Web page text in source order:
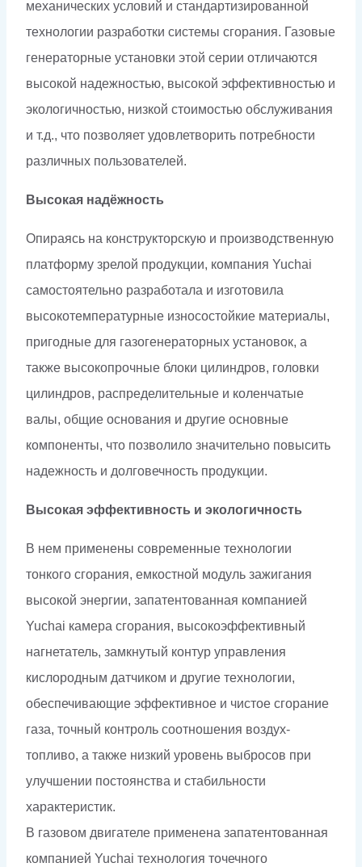
механических условий и стандартизированной
технологии разработки системы сгорания. Газовые
генераторные установки этой серии отличаются
высокой надежностью, высокой эффективностью и
экологичностью, низкой стоимостью обслуживания
и т.д., что позволяет удовлетворить потребности
различных пользователей.
Высокая надёжность
Опираясь на конструкторскую и производственную
платформу зрелой продукции, компания Yuchai
самостоятельно разработала и изготовила
высокотемпературные износостойкие материалы,
пригодные для газогенераторных установок, а
также высокопрочные блоки цилиндров, головки
цилиндров, распределительные и коленчатые
валы, общие основания и другие основные
компоненты, что позволило значительно повысить
надежность и долговечность продукции.
Высокая эффективность и экологичность
В нем применены современные технологии
тонкого сгорания, емкостной модуль зажигания
высокой энергии, запатентованная компанией
Yuchai камера сгорания, высокоэффективный
нагнетатель, замкнутый контур управления
кислородным датчиком и другие технологии,
обеспечивающие эффективное и чистое сгорание
газа, точный контроль соотношения воздух-
топливо, а также низкий уровень выбросов при
улучшении постоянства и стабильности
характеристик.
В газовом двигателе применена запатентованная
компанией Yuchai технология точечного